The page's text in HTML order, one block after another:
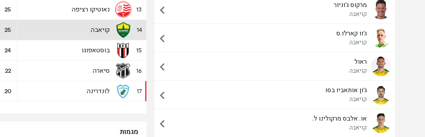
מרקוס ג'וניור
קויאבה
ג'וו קארלו.ס
קויאבה
ראול
קויאבה
ג'ון אותאביו בסו
קויאבה
או. אלבס מרקולינו ל.
קויאבה
13 נאוטיקו רציפה 25
14 קויאבה 25
15 בוסטאפוגו 24
16 סיארה 22
17 לונדרינה 20
מגמות